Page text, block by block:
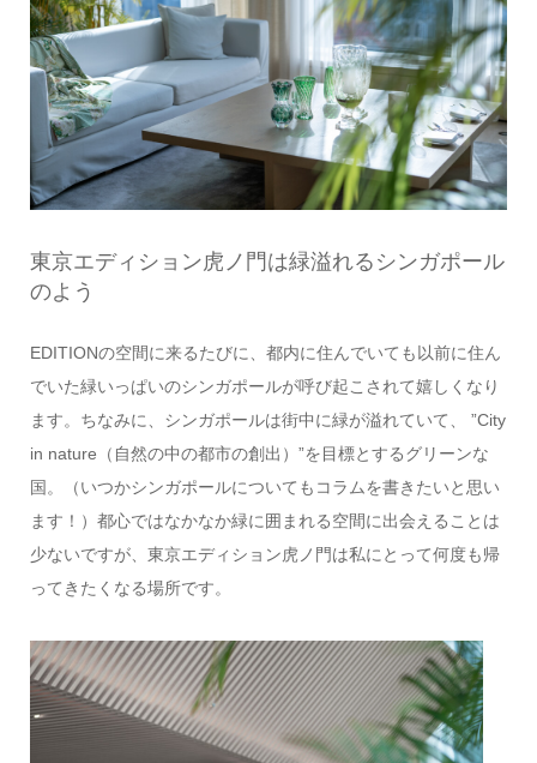
東京エディション虎ノ門は緑溢れるシンガポール
のよう
EDITIONの空間に来るたびに、都内に住んでいても以前に住ん
でいた緑いっぱいのシンガポールが呼び起こされて嬉しくなり
ます。ちなみに、シンガポールは街中に緑が溢れていて、 ”City
in nature（自然の中の都市の創出）”を目標とするグリーンな
国。（いつかシンガポールについてもコラムを書きたいと思い
ます！）都心ではなかなか緑に囲まれる空間に出会えることは
少ないですが、東京エディション虎ノ門は私にとって何度も帰
ってきたくなる場所です。